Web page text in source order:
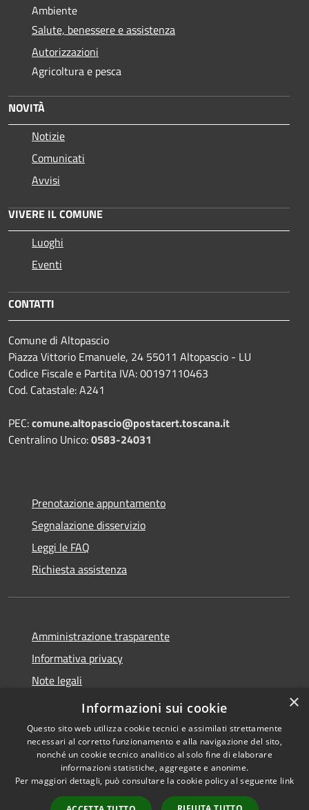
Ambiente
Salute, benessere e assistenza
Autorizzazioni
Agricoltura e pesca
NOVITÀ
Notizie
Comunicati
Avvisi
VIVERE IL COMUNE
Luoghi
Eventi
CONTATTI
Comune di Altopascio
Piazza Vittorio Emanuele, 24 55011 Altopascio - LU
Codice Fiscale e Partita IVA: 00197110463
Cod. Catastale: A241
PEC:comune.altopascio@postacert.toscana.it
Centralino Unico:0583-24031
Prenotazione appuntamento
Segnalazione disservizio
Leggi le FAQ
Richiesta assistenza
Amministrazione trasparente
Informativa privacy
Note legali
Dichiarazione di accessibilità
Accessibilità
Copyright © 2026 • Comune di
Altopascio • Powered by
Municipium• Accesso
×
Informazioni sui cookie
Questo sito web utilizza cookie tecnici e assimilati strettamente
necessari al corretto funzionamento e alla navigazione del sito,
nonché un cookie tecnico analitico al solo fine di elaborare
informazioni statistiche, aggregate e anonime.
Per maggiori dettagli, può consultare la cookie policy al seguente link